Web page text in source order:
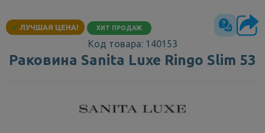
✔ ЛУЧШАЯ ЦЕНА! ХИТ ПРОДАЖ
Код товара: 140153
Раковина Sanita Luxe Ringo Slim 53